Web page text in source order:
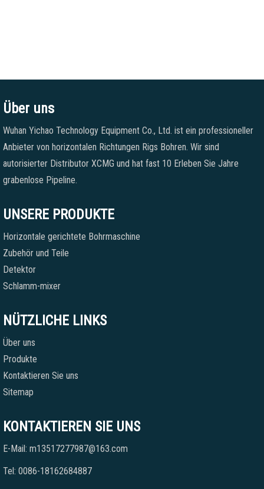
Über uns
Wuhan Yichao Technology Equipment Co., Ltd. ist ein professioneller
Anbieter von horizontalen Richtungen Rigs Bohren. Wir sind
autorisierter Distributor XCMG und hat fast 10 Erleben Sie Jahre
grabenlose Pipeline.
UNSERE PRODUKTE
Horizontale gerichtete Bohrmaschine
Zubehör und Teile
Detektor
Schlamm-mixer
NÜTZLICHE LINKS
Über uns
Produkte
Kontaktieren Sie uns
Sitemap
KONTAKTIEREN SIE UNS
E-Mail: m13517277987@163.com
Tel: 0086-18162684887